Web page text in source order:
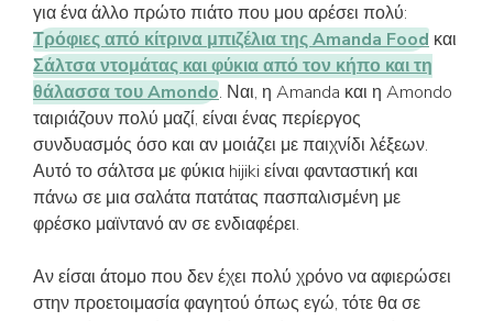
για ένα άλλο πρώτο πιάτο που μου αρέσει πολύ:
Τρόφιες από κίτρινα μπιζέλια της Amanda Food και
Σάλτσα ντομάτας και φύκια από τον κήπο και τη
θάλασσα του Amondo. Ναι, η Amanda και η Amondo
ταιριάζουν πολύ μαζί, είναι ένας περίεργος
συνδυασμός όσο και αν μοιάζει με παιχνίδι λέξεων.
Αυτό το σάλτσα με φύκια hijiki είναι φανταστική και
πάνω σε μια σαλάτα πατάτας πασπαλισμένη με
φρέσκο μαϊντανό αν σε ενδιαφέρει.
Αν είσαι άτομο που δεν έχει πολύ χρόνο να αφιερώσει
στην προετοιμασία φαγητού όπως εγώ, τότε θα σε